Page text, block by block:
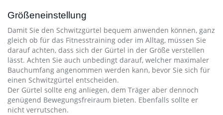
Größeneinstellung
Damit Sie den Schwitzgürtel bequem anwenden können, ganz
gleich ob für das Fitnesstraining oder im Alltag, müssen Sie
darauf achten, dass sich der Gürtel in der Größe verstellen
lässt. Achten Sie auch unbedingt darauf, welcher maximaler
Bauchumfang angenommen werden kann, bevor Sie sich für
einen Schwitzgürtel entscheiden.
Der Gürtel sollte eng anliegen, dem Träger aber dennoch
genügend Bewegungsfreiraum bieten. Ebenfalls sollte er
nicht verrutschen.